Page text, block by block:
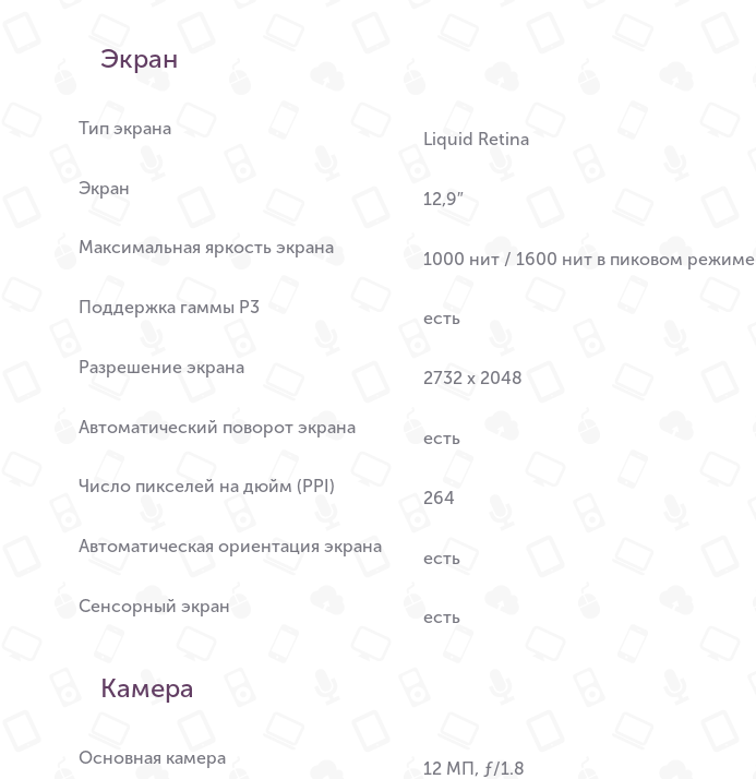
Экран
Тип экрана
Liquid Retina
Экран
12,9″
Максимальная яркость экрана
1000 нит / 1600 нит в пиковом режиме
Поддержка гаммы P3
есть
Разрешение экрана
2732 x 2048
Автоматический поворот экрана
есть
Число пикселей на дюйм (PPI)
264
Автоматическая ориентация экрана
есть
Сенсорный экран
есть
Камера
Основная камера
12 МП, ƒ/1.8